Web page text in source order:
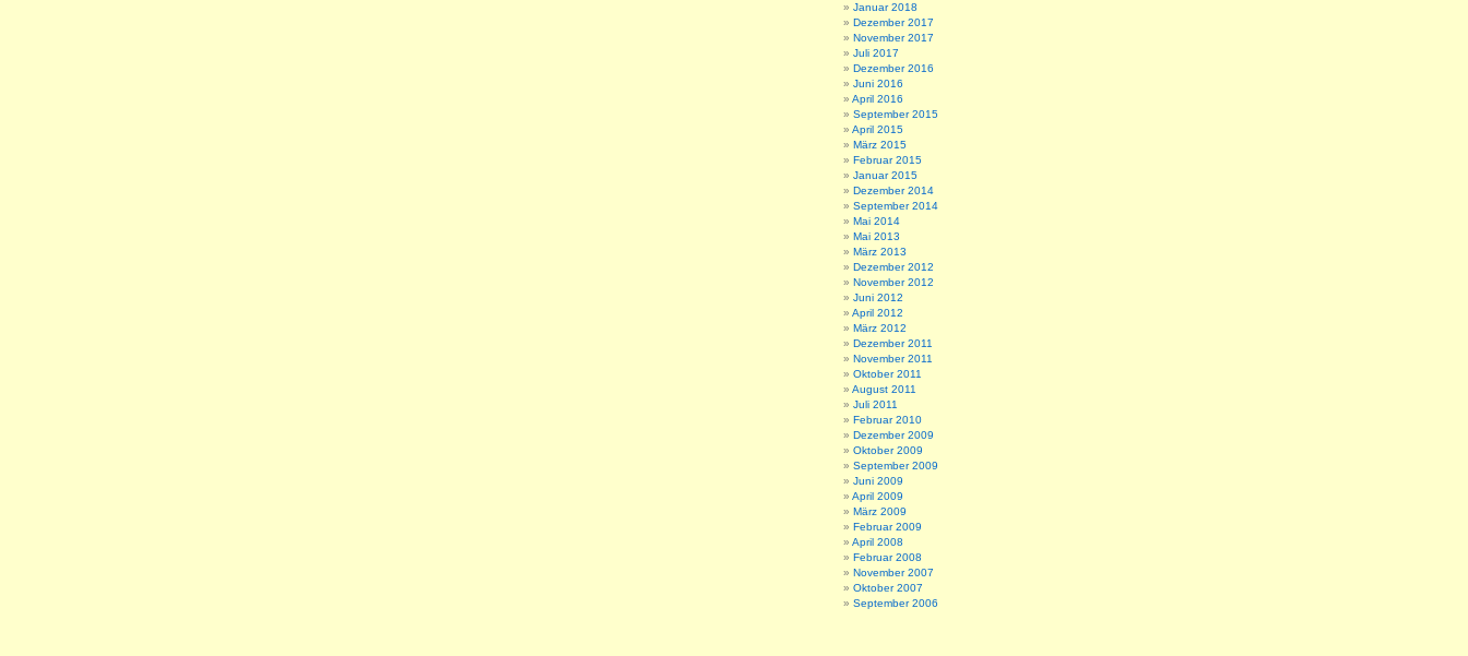
Januar 2018
Dezember 2017
November 2017
Juli 2017
Dezember 2016
Juni 2016
April 2016
September 2015
April 2015
März 2015
Februar 2015
Januar 2015
Dezember 2014
September 2014
Mai 2014
Mai 2013
März 2013
Dezember 2012
November 2012
Juni 2012
April 2012
März 2012
Dezember 2011
November 2011
Oktober 2011
August 2011
Juli 2011
Februar 2010
Dezember 2009
Oktober 2009
September 2009
Juni 2009
April 2009
März 2009
Februar 2009
April 2008
Februar 2008
November 2007
Oktober 2007
September 2006